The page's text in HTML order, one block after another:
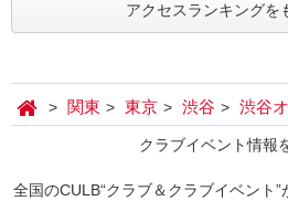
アクセスランキングを
関東 東京 渋谷 渋谷
クラブイベント情報
全国のCULB“クラブ＆クラブイベント”